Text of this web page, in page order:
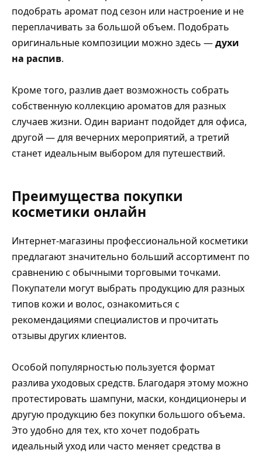
подобрать аромат под сезон или настроение и не
переплачивать за большой объем. Подобрать
оригинальные композиции можно здесь —духи
на распив.
Кроме того, разлив дает возможность собрать
собственную коллекцию ароматов для разных
случаев жизни. Один вариант подойдет для офиса,
другой — для вечерних мероприятий, а третий
станет идеальным выбором для путешествий.
Преимущества покупки
косметики онлайн
Интернет-магазины профессиональной косметики
предлагают значительно больший ассортимент по
сравнению с обычными торговыми точками.
Покупатели могут выбрать продукцию для разных
типов кожи и волос, ознакомиться с
рекомендациями специалистов и прочитать
отзывы других клиентов.
Особой популярностью пользуется формат
разлива уходовых средств. Благодаря этому можно
протестировать шампуни, маски, кондиционеры и
другую продукцию без покупки большого объема.
Это удобно для тех, кто хочет подобрать
идеальный уход или часто меняет средства в